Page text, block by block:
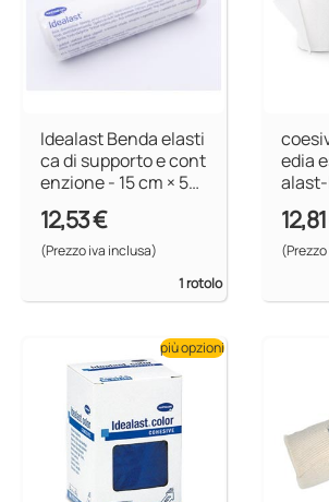
Idealast Benda elasti
ca di supporto e cont
enzione - 15 cm × 5
m
12,53 €
(Prezzo iva inclusa)
1 rotolo
edia
più opzioni